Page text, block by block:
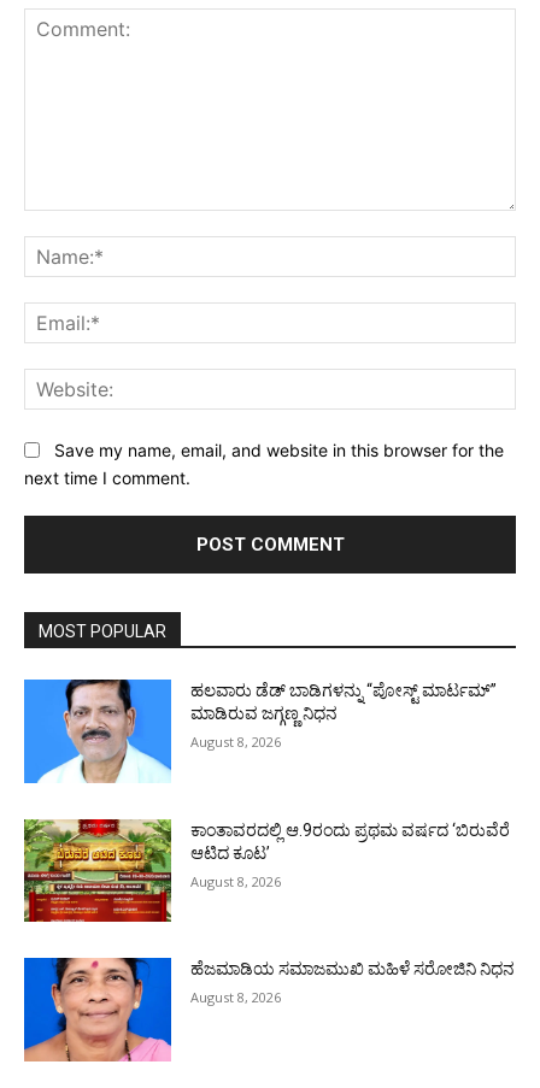
Save my name, email, and website in this browser for the
next time I comment.
MOST POPULAR
ಹಲವಾರು ಡೆಡ್ ಬಾಡಿಗಳನ್ನು “ಪೋಸ್ಟ್ ಮಾರ್ಟಮ್”
ಮಾಡಿರುವ ಜಗ್ಗಣ್ಣ ನಿಧನ
August 8, 2026
ಕಾಂತಾವರದಲ್ಲಿ ಆ.9ರಂದು ಪ್ರಥಮ ವರ್ಷದ ‘ಬಿರುವೆರೆ
ಆಟಿದ ಕೂಟ’
August 8, 2026
ಹೆಜಮಾಡಿಯ ಸಮಾಜಮುಖಿ ಮಹಿಳೆ ಸರೋಜಿನಿ ನಿಧನ
August 8, 2026